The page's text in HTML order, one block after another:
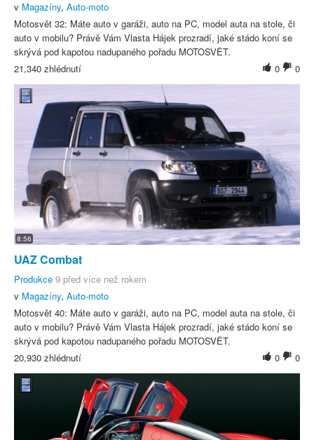
v Magazíny, Auto-moto
Motosvět 32: Máte auto v garáži, auto na PC, model auta na stole, či
auto v mobilu? Právě Vám Vlasta Hájek prozradí, jaké stádo koní se
skrývá pod kapotou nadupaného pořadu MOTOSVĚT.
0
0
21,340 zhlédnutí
8:56
UAZ Combat
Produkce 9 před více než rokem
v Magazíny, Auto-moto
Motosvět 40: Máte auto v garáži, auto na PC, model auta na stole, či
auto v mobilu? Právě Vám Vlasta Hájek prozradí, jaké stádo koní se
skrývá pod kapotou nadupaného pořadu MOTOSVĚT.
0
0
20,930 zhlédnutí